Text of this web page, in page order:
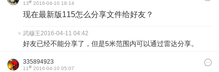
13# 2016-04-10 18:14
现在最新版115怎么分享文件给好友？
武穆王2016-04-11 04:42
好友已经不能分享了，但是5米范围内可以通过雷达分享。
335894923
11# 2016-04-10 05:07